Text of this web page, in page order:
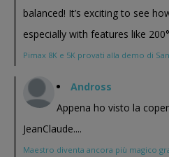
balanced! It’s exciting to see
especially with features like
Pimax 8K e 5K provati alla demo di
Andross
Appena ho visto la
JeanClaude....
Maestro diventa ancora più magico